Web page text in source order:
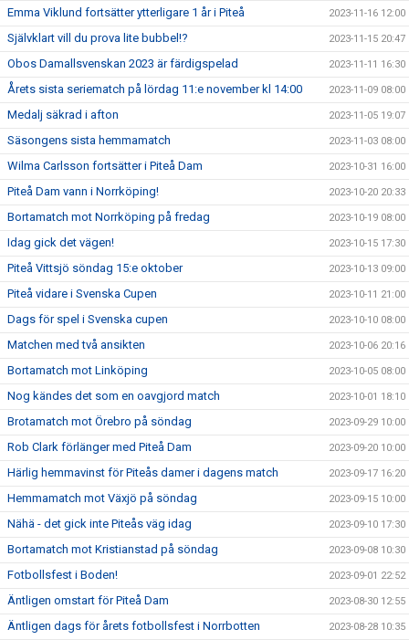
Emma Viklund fortsätter ytterligare 1 år i Piteå 2023-11-16 12:00
Självklart vill du prova lite bubbel!? 2023-11-15 20:47
Obos Damallsvenskan 2023 är färdigspelad 2023-11-11 16:30
Årets sista seriematch på lördag 11:e november kl 14:00 2023-11-09 08:00
Medalj säkrad i afton 2023-11-05 19:07
Säsongens sista hemmamatch 2023-11-03 08:00
Wilma Carlsson fortsätter i Piteå Dam 2023-10-31 16:00
Piteå Dam vann i Norrköping! 2023-10-20 20:33
Bortamatch mot Norrköping på fredag 2023-10-19 08:00
Idag gick det vägen! 2023-10-15 17:30
Piteå Vittsjö söndag 15:e oktober 2023-10-13 09:00
Piteå vidare i Svenska Cupen 2023-10-11 21:00
Dags för spel i Svenska cupen 2023-10-10 08:00
Matchen med två ansikten 2023-10-06 20:16
Bortamatch mot Linköping 2023-10-05 08:00
Nog kändes det som en oavgjord match 2023-10-01 18:10
Brotamatch mot Örebro på söndag 2023-09-29 10:00
Rob Clark förlänger med Piteå Dam 2023-09-20 10:00
Härlig hemmavinst för Piteås damer i dagens match 2023-09-17 16:20
Hemmamatch mot Växjö på söndag 2023-09-15 10:00
Nähä - det gick inte Piteås väg idag 2023-09-10 17:30
Bortamatch mot Kristianstad på söndag 2023-09-08 10:30
Fotbollsfest i Boden! 2023-09-01 22:52
Äntligen omstart för Piteå Dam 2023-08-30 12:55
Äntligen dags för årets fotbollsfest i Norrbotten 2023-08-28 10:35